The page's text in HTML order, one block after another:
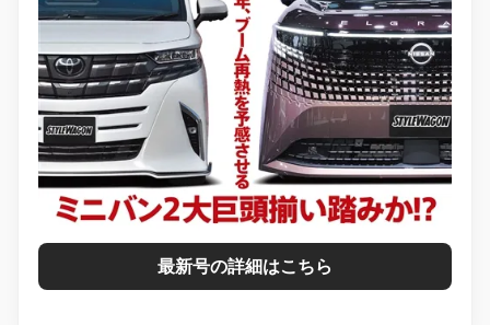
最新号の詳細はこちら